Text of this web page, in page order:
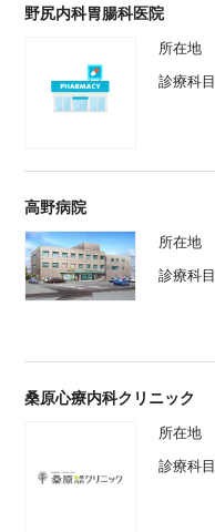
野尻内科胃腸科医院
所在地
診療科目
高野病院
所在地
診療科目
桑原心療内科クリニック
所在地
診療科目